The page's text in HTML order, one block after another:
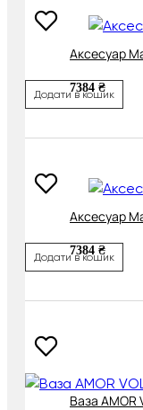
Аксесуар
7384 ₴
Додати в кошик
Аксесуар
7384 ₴
Додати в кошик
Ваза AMOR